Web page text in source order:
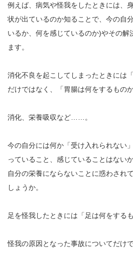
例えば、病気や怪我をしたときには、
状が出ているのか知ることで、今の自
いるか、何を感じているのか)やその解
ます。
消化不良を起こしてしまったときには
だけではなく、「胃腸は何をするもの
消化、栄養吸収など……。
今の自分には何か「受け入れられない
っていること、感じていることはないか
自分の栄養にならないことに惑わされ
しょうか。
足を怪我したときには「足は何をする
怪我の原因となった事故についてだけ